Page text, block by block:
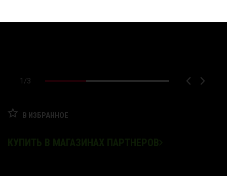
1 /3
В ИЗБРАННОЕ
КУПИТЬ В МАГАЗИНАХ ПАРТНЕРОВ